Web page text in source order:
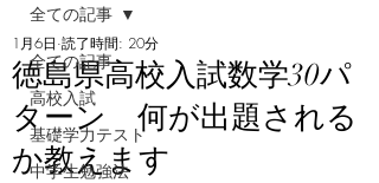
全ての記事
高校入試
基礎学力テスト
中学生勉強法
全ての記事
徳島県高校入試数学30パ
ターン 何が出題される
か教えます
1月6日 読了時間: 20分